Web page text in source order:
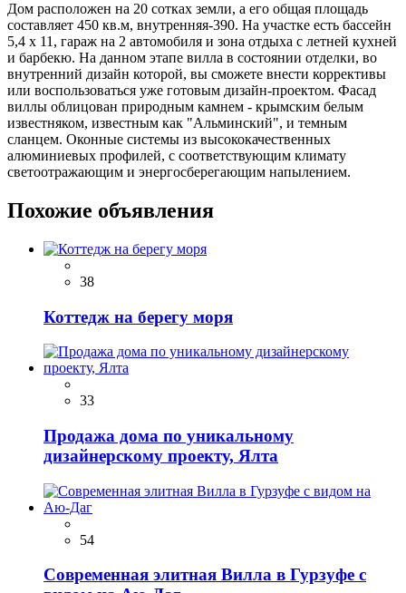
Дом расположен на 20 сотках земли, а его общая площадь
составляет 450 кв.м, внутренняя-390. На участке есть бассейн
5,4 х 11, гараж на 2 автомобиля и зона отдыха с летней кухней
и барбекю. На данном этапе вилла в состоянии отделки, во
внутренний дизайн которой, вы сможете внести коррективы
или воспользоваться уже готовым дизайн-проектом. Фасад
виллы облицован природным камнем - крымским белым
известняком, известным как "Альминский", и темным
сланцем. Оконные системы из высококачественных
алюминиевых профилей, с соответствующим климату
светоотражающим и энергосберегающим напылением.
Похожие объявления
38
Коттедж на берегу моря
33
Продажа дома по уникальному
дизайнерскому проекту, Ялта
54
Современная элитная Вилла в Гурзуфе с